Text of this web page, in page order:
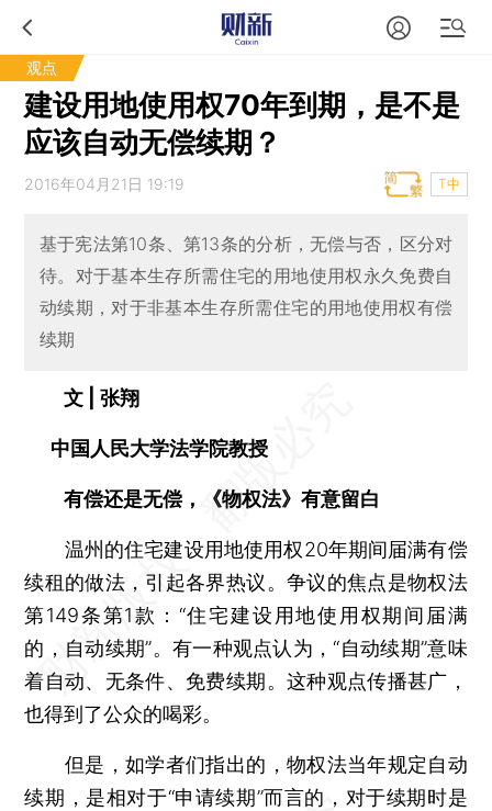
观点
建设用地使用权70年到期，是不是
应该自动无偿续期？
2016年04月21日 19:19 T中
基于宪法第10条、第13条的分析，无偿与否，区分对
待。对于基本生存所需住宅的用地使用权永久免费自
动续期，对于非基本生存所需住宅的用地使用权有偿
续期
文 | 张翔
中国人民大学法学院教授
有偿还是无偿，《物权法》有意留白
温州的住宅建设用地使用权20年期间届满有偿
续租的做法，引起各界热议。争议的焦点是物权法
第149条第1款：“住宅建设用地使用权期间届满
的，自动续期”。有一种观点认为，“自动续期”意味
着自动、无条件、免费续期。这种观点传播甚广，
也得到了公众的喝彩。
但是，如学者们指出的，物权法当年规定自动
续期，是相对于“申请续期”而言的，对于续期时是